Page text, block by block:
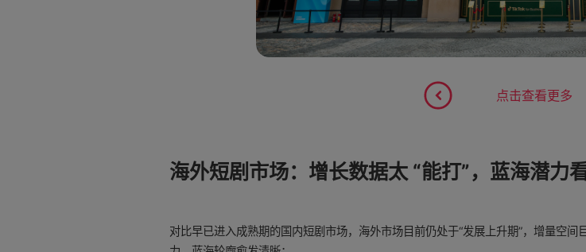
点击查看更多
海外短剧市场：增长数据太 “能打”，蓝海潜力
对比早已进入成熟期的国内短剧市场，海外市场目前仍处于“发展上升期”，增量空